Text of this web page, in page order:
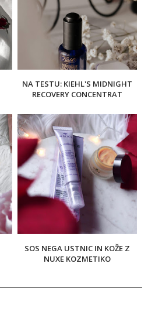
NA TESTU: KIEHL'S MIDNIGHT
RECOVERY CONCENTRAT
SOS NEGA USTNIC IN KOŽE Z
NUXE KOZMETIKO